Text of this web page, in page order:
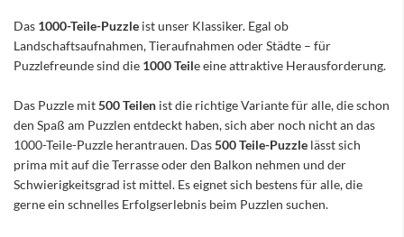
Das 1000-Teile-Puzzle ist unser Klassiker. Egal ob
Landschaftsaufnahmen, Tieraufnahmen oder Städte – für
Puzzlefreunde sind die 1000 Teile eine attraktive Herausforderung.
Das Puzzle mit500 Teilen ist die richtige Variante für alle, die schon
den Spaß am Puzzlen entdeckt haben, sich aber noch nicht an das
1000-Teile-Puzzle herantrauen. Das500 Teile-Puzzle lässt sich
prima mit auf die Terrasse oder den Balkon nehmen und der
Schwierigkeitsgrad ist mittel. Es eignet sich bestens für alle, die
gerne ein schnelles Erfolgserlebnis beim Puzzlen suchen.